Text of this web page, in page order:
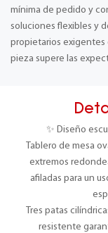
mínima de pedido y
soluciones flexibles y
propietarios exigentes
pieza supere las
✨ Diseño
Tablero de mesa
extremos
afiladas para un
Tres patas
resistente